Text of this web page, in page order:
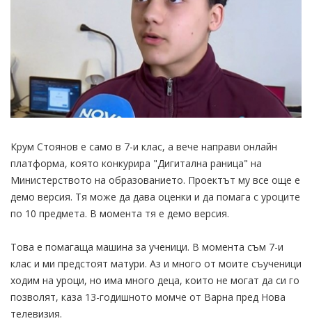
Крум Стоянов е само в 7-и клас, а вече направи онлайн
платформа, която конкурира "Дигитална раница" на
Министерството на образованието. Проектът му все още е
демо версия. Тя може да дава оценки и да помага с уроците
по 10 предмета. В момента тя е демо версия.
Това е помагаща машина за ученици. В момента съм 7-и
клас и ми предстоят матури. Аз и много от моите съученици
ходим на уроци, но има много деца, които не могат да си го
позволят, каза 13-годишното момче от Варна пред Нова
телевизия.